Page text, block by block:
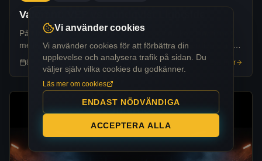
Vi använder cookies
Vi använder cookies för att förbättra din
upplevelse och analysera trafik på sidan. Du
väljer själv vilka cookies du godkänner.
Läs mer om cookies
ENDAST NÖDVÄNDIGA
ACCEPTERA ALLA
Valorant: VEF vs Lundqvist Lightside
På Haven började vi stabilt och hittade fina kombinationer
mellan våra roller. Vilbur på Omen och Timeguardian som
Deadlock höll ihop försvaret på ett bra sätt och såg till att vi
hela tiden var med i
8 februari 2026 Läs mer